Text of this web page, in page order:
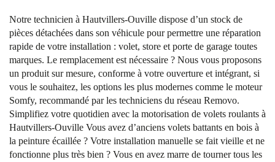
Notre technicien à Hautvillers-Ouville dispose d’un stock de
pièces détachées dans son véhicule pour permettre une réparation
rapide de votre installation : volet, store et porte de garage toutes
marques. Le remplacement est nécessaire ? Nous vous proposons
un produit sur mesure, conforme à votre ouverture et intégrant, si
vous le souhaitez, les options les plus modernes comme le moteur
Somfy, recommandé par les techniciens du réseau Removo.
Simplifiez votre quotidien avec la motorisation de volets roulants à
Hautvillers-Ouville Vous avez d’anciens volets battants en bois à
la peinture écaillée ? Votre installation manuelle se fait vieille et ne
fonctionne plus très bien ? Vous en avez marre de tourner tous les